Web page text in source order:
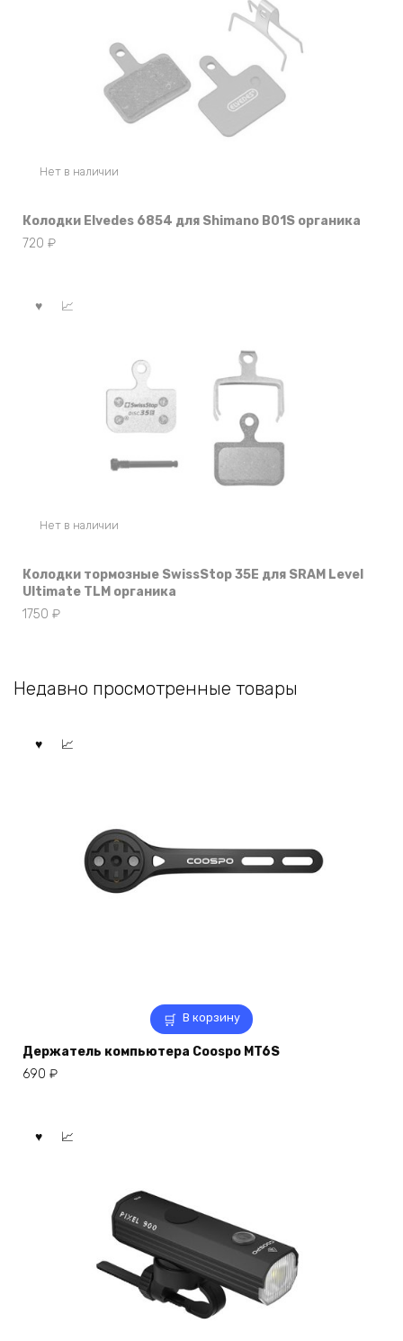
Нет в наличии
Колодки Elvedes 6854 для Shimano B01S органика
720 ₽
Нет в наличии
Колодки тормозные SwissStop 35E для SRAM Level
Ultimate TLM органика
1750 ₽
Недавно просмотренные товары
В корзину
Держатель компьютера Coospo MT6S
690 ₽